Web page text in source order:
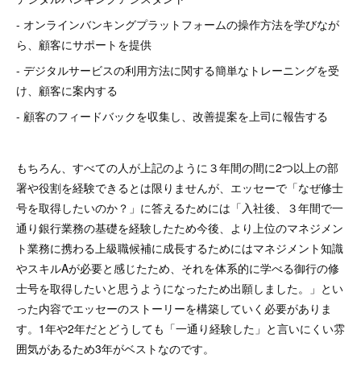
- オンラインバンキングプラットフォームの操作方法を学びなが
ら、顧客にサポートを提供
- デジタルサービスの利用方法に関する簡単なトレーニングを受
け、顧客に案内する
- 顧客のフィードバックを収集し、改善提案を上司に報告する
もちろん、すべての人が上記のように３年間の間に2つ以上の部
署や役割を経験できるとは限りませんが、エッセーで「なぜ修士
号を取得したいのか？」に答えるためには「入社後、３年間で一
通り銀行業務の基礎を経験したため今後、より上位のマネジメン
ト業務に携わる上級職候補に成長するためにはマネジメント知識
やスキルAが必要と感じたため、それを体系的に学べる御行の修
士号を取得したいと思うようになったため出願しました。」とい
った内容でエッセーのストーリーを構築していく必要がありま
す。1年や2年だとどうしても「一通り経験した」と言いにくい雰
囲気があるため3年がベストなのです。